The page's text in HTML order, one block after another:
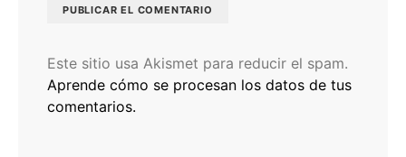
Este sitio usa Akismet para reducir el spam.
Aprende cómo se procesan los datos de tus
comentarios.